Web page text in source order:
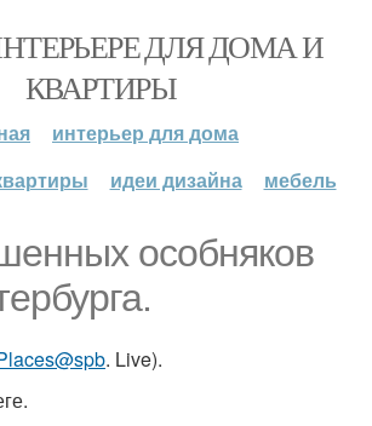
ДЛЯ ДОМА И
КВАРТИРЫ
интерьер для дома
идеи дизайна мебель
особняков
. Live).